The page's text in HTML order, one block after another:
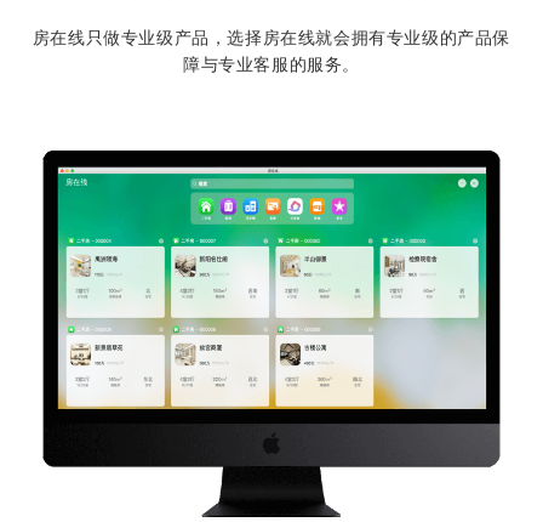
房在线只做专业级产品，选择房在线就会拥有专业级的产品保
障与专业客服的服务。